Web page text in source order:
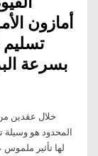
أمازون
تسليم
بسرعة
خلال عقدين
المحدود هو وسيلة